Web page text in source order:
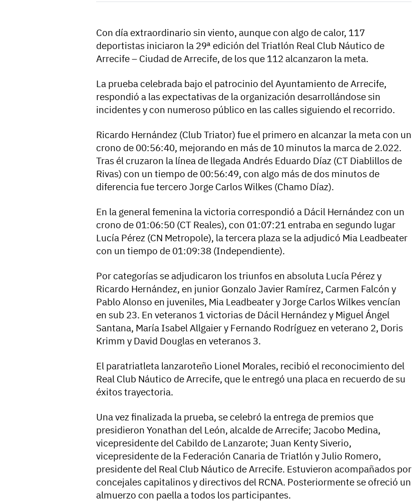
Con día extraordinario sin viento, aunque con algo de calor, 117
deportistas iniciaron la 29ª edición del Triatlón Real Club Náutico de
Arrecife – Ciudad de Arrecife, de los que 112 alcanzaron la meta.
La prueba celebrada bajo el patrocinio del Ayuntamiento de Arrecife,
respondió a las expectativas de la organización desarrollándose sin
incidentes y con numeroso público en las calles siguiendo el recorrido.
Ricardo Hernández (Club Triator) fue el primero en alcanzar la meta con un
crono de 00:56:40, mejorando en más de 10 minutos la marca de 2.022.
Tras él cruzaron la línea de llegada Andrés Eduardo Díaz (CT Diablillos de
Rivas) con un tiempo de 00:56:49, con algo más de dos minutos de
diferencia fue tercero Jorge Carlos Wilkes (Chamo Díaz).
En la general femenina la victoria correspondió a Dácil Hernández con un
crono de 01:06:50 (CT Reales), con 01:07:21 entraba en segundo lugar
Lucía Pérez (CN Metropole), la tercera plaza se la adjudicó Mia Leadbeater
con un tiempo de 01:09:38 (Independiente).
Por categorías se adjudicaron los triunfos en absoluta Lucía Pérez y
Ricardo Hernández, en junior Gonzalo Javier Ramírez, Carmen Falcón y
Pablo Alonso en juveniles, Mia Leadbeater y Jorge Carlos Wilkes vencían
en sub 23. En veteranos 1 victorias de Dácil Hernández y Miguel Ángel
Santana, María Isabel Allgaier y Fernando Rodríguez en veterano 2, Doris
Krimm y David Douglas en veteranos 3.
El paratriatleta lanzaroteño Lionel Morales, recibió el reconocimiento del
Real Club Náutico de Arrecife, que le entregó una placa en recuerdo de su
éxitos trayectoria.
Una vez finalizada la prueba, se celebró la entrega de premios que
presidieron Yonathan del León, alcalde de Arrecife; Jacobo Medina,
vicepresidente del Cabildo de Lanzarote; Juan Kenty Siverio,
vicepresidente de la Federación Canaria de Triatlón y Julio Romero,
presidente del Real Club Náutico de Arrecife. Estuvieron acompañados por
concejales capitalinos y directivos del RCNA. Posteriormente se ofreció un
almuerzo con paella a todos los participantes.